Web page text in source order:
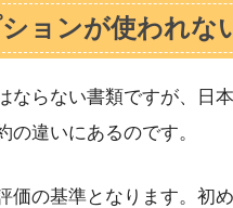
ョンが使われな
らない書類ですが、日
違いにあるのです。
の基準となります。初